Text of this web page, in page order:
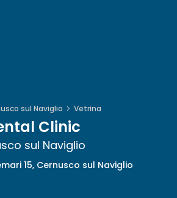
sul Naviglio Vetrina
Clinic
sul Naviglio
15, Cernusco sul Naviglio